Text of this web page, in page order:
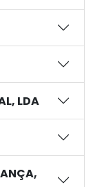
LDA